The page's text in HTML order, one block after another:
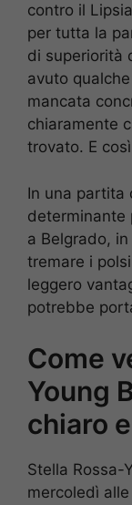
contro il
per tutta la
di superiorità
avuto
mancata
chiaramente
trovato. E
In una partita
determinante
a Belgrado,
tremare i
leggero
potrebbe
Come
Young
chiaro
Stella Rossa-
mercoledì